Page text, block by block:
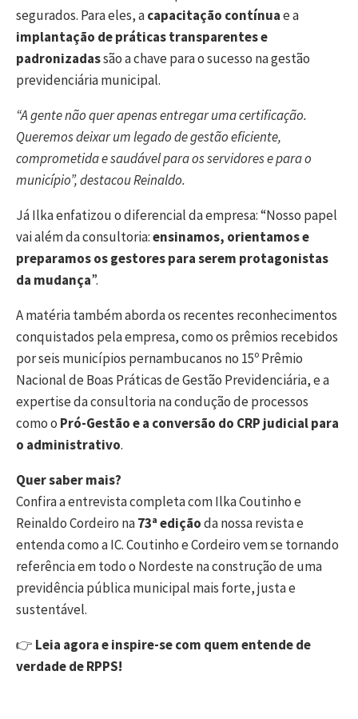
segurados. Para eles, acapacitação contínuae a
implantação de práticas transparentes e
padronizadassão a chave para o sucesso na gestão
previdenciária municipal.
“A gente não quer apenas entregar uma certificação.
Queremos deixar um legado de gestão eficiente,
comprometida e saudável para os servidores e para o
município”, destacou Reinaldo.
Já Ilka enfatizou o diferencial da empresa: “Nosso papel
vai além da consultoria:ensinamos, orientamos e
preparamos os gestores para serem protagonistas
da mudança”.
A matéria também aborda os recentes reconhecimentos
conquistados pela empresa, como os prêmios recebidos
por seis municípios pernambucanos no 15º Prêmio
Nacional de Boas Práticas de Gestão Previdenciária, e a
expertise da consultoria na condução de processos
como o Pró-Gestão e a conversão do CRP judicial para
o administrativo.
Quer saber mais?
Confira a entrevista completa com Ilka Coutinho e
Reinaldo Cordeiro na73ª ediçãoda nossa revista e
entenda como a IC. Coutinho e Cordeiro vem se tornando
referência em todo o Nordeste na construção de uma
previdência pública municipal mais forte, justa e
sustentável.
👉 Leia agora e inspire-se com quem entende de
verdade de RPPS!